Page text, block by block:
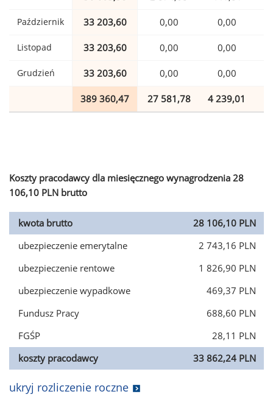
Październik 33 203,60 0,00 0,00
Listopad 33 203,60 0,00 0,00
Grudzień 33 203,60 0,00 0,00
389 360,47 27 581,78 4 239,01
Koszty pracodawcy dla miesięcznego wynagrodzenia 28
106,10 PLN brutto
kwota brutto
28 106,10 PLN
ubezpieczenie emerytalne
2 743,16 PLN
ubezpieczenie rentowe
1 826,90 PLN
ubezpieczenie wypadkowe
469,37 PLN
Fundusz Pracy
688,60 PLN
FGŚP
28,11 PLN
koszty pracodawcy
33 862,24 PLN
ukryj rozliczenie roczne